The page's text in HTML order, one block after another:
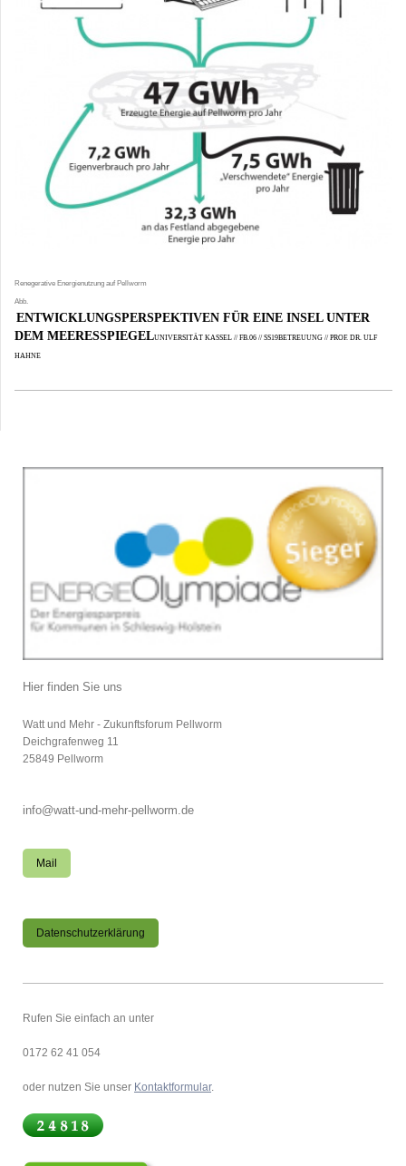
Renegerative Energienutzung auf Pellworm
Abb.
ENTWICKLUNGSPERSPEKTIVEN FÜR EINE INSEL UNTER
DEM MEERESSPIEGELUNIVERSITÄT KASSEL // FB.06 // SS19BETREUUNG // PROF. DR. ULF
HAHNE
Hier finden Sie uns
Watt und Mehr - Zukunftsforum Pellworm
Deichgrafenweg 11
25849 Pellworm
info@watt-und-mehr-pellworm.de
Mail
Datenschutzerklärung
Rufen Sie einfach an unter
0172 62 41 054
oder nutzen Sie unser Kontaktformular.